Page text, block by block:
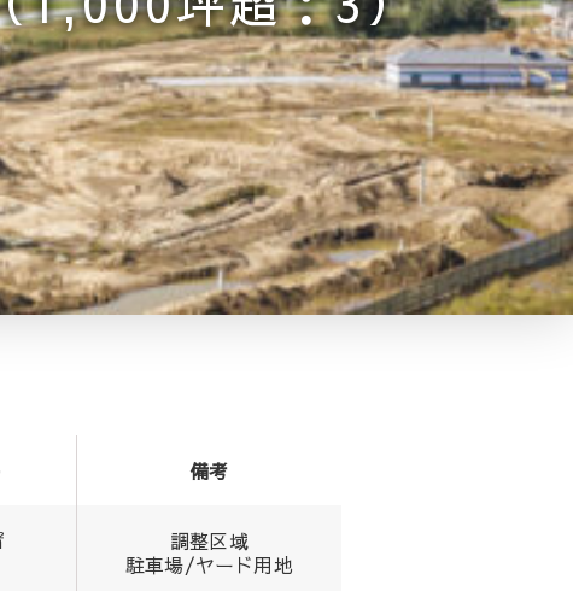
備考
調整区域
駐車場/ヤード用地